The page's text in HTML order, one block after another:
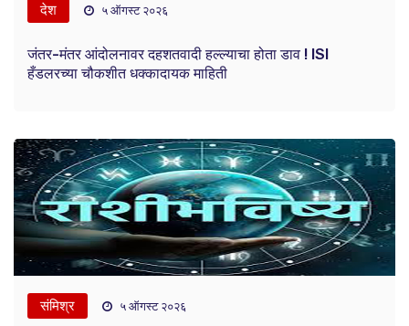
देश ५ ऑगस्ट २०२६
जंतर-मंतर आंदोलनावर दहशतवादी हल्ल्याचा होता डाव ! ISI
हँडलरच्या चौकशीत धक्कादायक माहिती
संमिश्र ५ ऑगस्ट २०२६